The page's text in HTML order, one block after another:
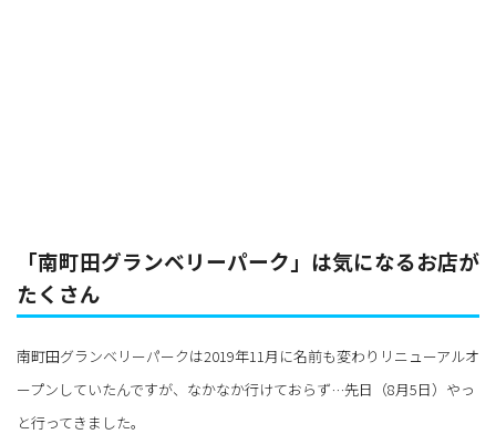
「南町田グランベリーパーク」は気になるお店が
たくさん
南町田グランベリーパークは2019年11月に名前も変わりリニューアルオ
ープンしていたんですが、なかなか行けておらず…先日（8月5日）やっ
と行ってきました。